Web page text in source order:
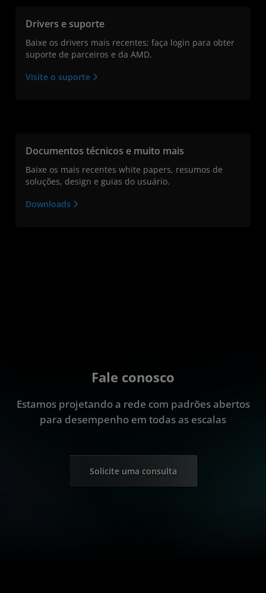
Drivers e suporte
Baixe os drivers mais recentes; faça login para obter
suporte de parceiros e da AMD.
Visite o suporte
Documentos técnicos e muito mais
Baixe os mais recentes white papers, resumos de
soluções, design e guias do usuário.
Downloads
Fale conosco
Estamos projetando a rede com padrões abertos
para desempenho em todas as escalas
Solicite uma consulta